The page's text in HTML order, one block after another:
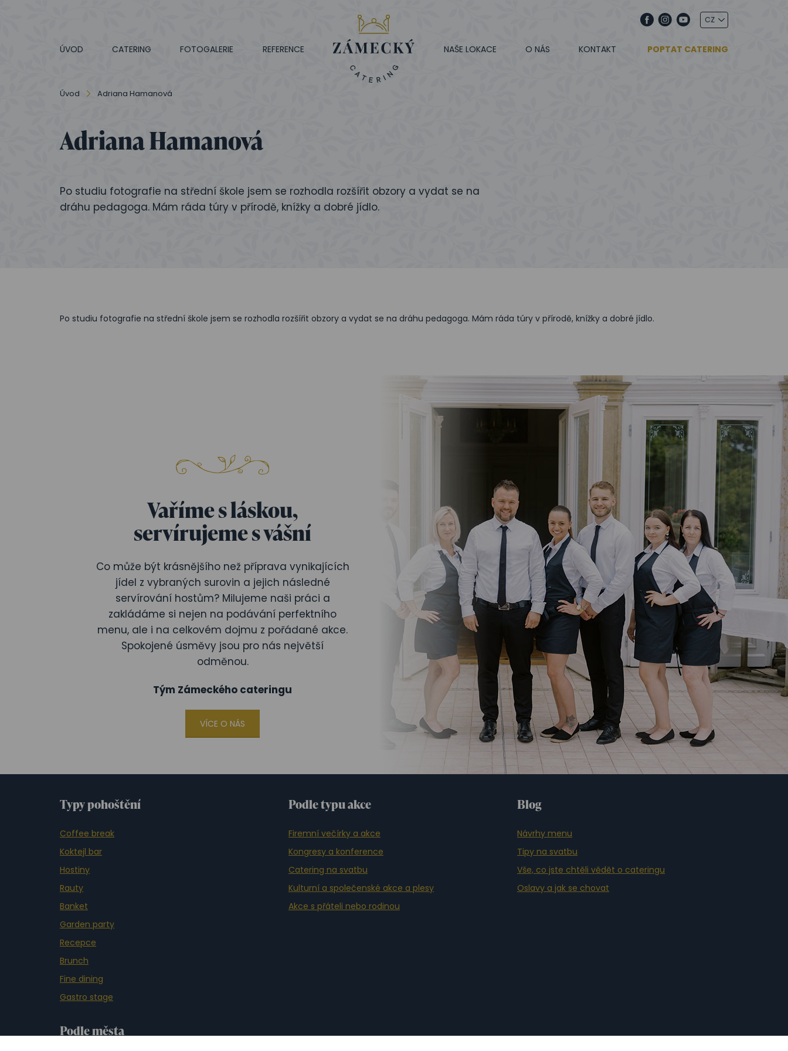
POPTAT CATERING
ÚVOD CATERING FOTOGALERIE REFERENCE NAŠE LOKACE O NÁS KONTAKT
Úvod Adriana Hamanová
Adriana Hamanová
Po studiu fotografie na střední škole jsem se rozhodla rozšířit obzory a vydat se na
dráhu pedagoga. Mám ráda túry v přírodě, knížky a dobré jídlo.
Po studiu fotografie na střední škole jsem se rozhodla rozšířit obzory a vydat se na dráhu pedagoga. Mám ráda túry v přírodě, knížky a dobré jídlo.
Vaříme s láskou,
servírujeme s vášní
Co může být krásnějšího než příprava vynikajících
jídel z vybraných surovin a jejich následné
servírování hostům? Milujeme naši práci a
zakládáme si nejen na podávání perfektního
menu, ale i na celkovém dojmu z pořádané akce.
Spokojené úsměvy jsou pro nás největší
odměnou.
Tým Zámeckého cateringu
VÍCE O NÁS
Typy pohoštění
Coffee break
Koktejl bar
Hostiny
Rauty
Banket
Garden party
Recepce
Brunch
Fine dining
Gastro stage
Podle typu akce
Firemní večírky a akce
Kongresy a konference
Catering na svatbu
Kulturní a společenské akce a plesy
Akce s přáteli nebo rodinou
Blog
Návrhy menu
Tipy na svatbu
Vše, co jste chtěli vědět o cateringu
Oslavy a jak se chovat
Podle města